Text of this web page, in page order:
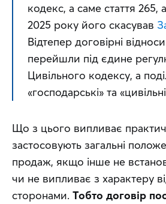
кодекс, а саме стаття 265,
2025 року його скасував
Відтепер договірні
перейшли під єдине
Цивільного кодексу, а
«господарські» та
Що з цього випливає
застосовують загальні
продаж, якщо інше не
чи не випливає з характеру
сторонами. Тобто договір